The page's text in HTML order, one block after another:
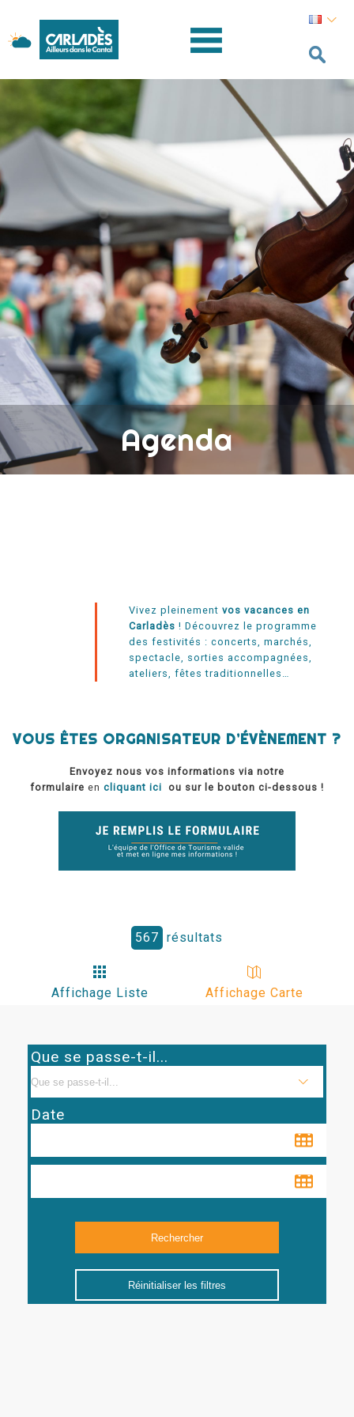
Agenda
Vivez pleinement vos vacances en
Carladès ! Découvrez le programme
des festivités : concerts, marchés,
spectacle, sorties accompagnées,
ateliers, fêtes traditionnelles…
VOUS ÊTES ORGANISATEUR D’ÉVÈNEMENT ?
Envoyez nous vos informations via notre
formulaire en cliquant ici ou sur le bouton ci-dessous !
567 résultats
Affichage Liste Affichage Carte
Que se passe-t-il...
Date
Réinitialiser les filtres